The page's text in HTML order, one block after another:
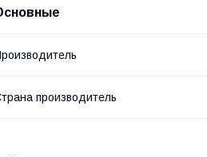
производитель